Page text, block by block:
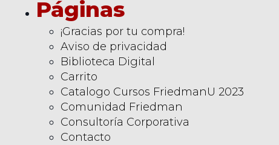
Páginas
¡Gracias por tu compra!
Aviso de privacidad
Biblioteca Digital
Carrito
Catalogo Cursos FriedmanU 2023
Comunidad Friedman
Consultoría Corporativa
Contacto